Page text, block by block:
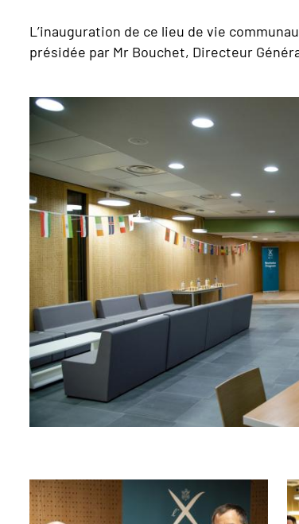
L’inauguration de ce lieu de vie
présidée par Mr Bouchet, Directeur
Image
Image